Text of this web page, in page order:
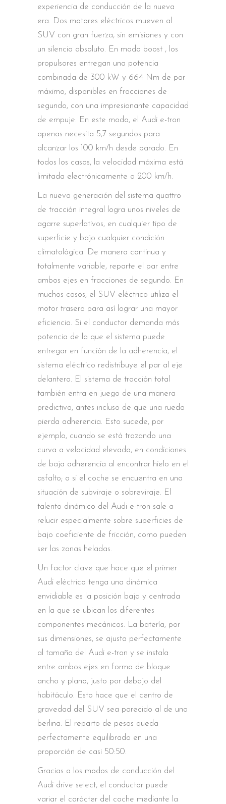
experiencia de conducción de la nueva
era. Dos motores eléctricos mueven al
SUV con gran fuerza, sin emisiones y con
un silencio absoluto. En modo boost , los
propulsores entregan una potencia
combinada de 300 kW y 664 Nm de par
máximo, disponibles en fracciones de
segundo, con una impresionante capacidad
de empuje. En este modo, el Audi e-tron
apenas necesita 5,7 segundos para
alcanzar los 100 km/h desde parado. En
todos los casos, la velocidad máxima está
limitada electrónicamente a 200 km/h.
La nueva generación del sistema quattro
de tracción integral logra unos niveles de
agarre superlativos, en cualquier tipo de
superficie y bajo cualquier condición
climatológica. De manera continua y
totalmente variable, reparte el par entre
ambos ejes en fracciones de segundo. En
muchos casos, el SUV eléctrico utiliza el
motor trasero para así lograr una mayor
eficiencia. Si el conductor demanda más
potencia de la que el sistema puede
entregar en función de la adherencia, el
sistema eléctrico redistribuye el par al eje
delantero. El sistema de tracción total
también entra en juego de una manera
predictiva, antes incluso de que una rueda
pierda adherencia. Esto sucede, por
ejemplo, cuando se está trazando una
curva a velocidad elevada, en condiciones
de baja adherencia al encontrar hielo en el
asfalto; o si el coche se encuentra en una
situación de subviraje o sobreviraje. El
talento dinámico del Audi e-tron sale a
relucir especialmente sobre superficies de
bajo coeficiente de fricción, como pueden
ser las zonas heladas.
Un factor clave que hace que el primer
Audi eléctrico tenga una dinámica
envidiable es la posición baja y centrada
en la que se ubican los diferentes
componentes mecánicos. La batería, por
sus dimensiones, se ajusta perfectamente
al tamaño del Audi e-tron y se instala
entre ambos ejes en forma de bloque
ancho y plano, justo por debajo del
habitáculo. Esto hace que el centro de
gravedad del SUV sea parecido al de una
berlina. El reparto de pesos queda
perfectamente equilibrado en una
proporción de casi 50:50.
Gracias a los modos de conducción del
Audi drive select, el conductor puede
variar el carácter del coche mediante la